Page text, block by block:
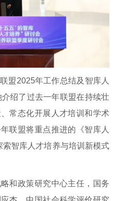
盟2025年工作总结及智库人
绍了过去一年联盟在持续壮
常态化开展人才培训和学术
联盟将重点推进的《智库人
智库人才培养与培训新模式
和政策研究中心主任，国务